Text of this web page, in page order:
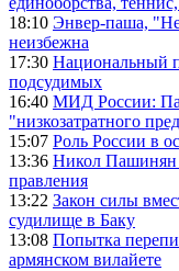
18:10 Энвер-паша,
неизбежна
17:30 Национальный
подсудимых
16:40 МИД России:
"низкозатратного
15:07 Роль России в
13:36 Никол Пашинян
правления
13:22 Закон силы
судилище в Баку
13:08 Попытка
армянском вилайете